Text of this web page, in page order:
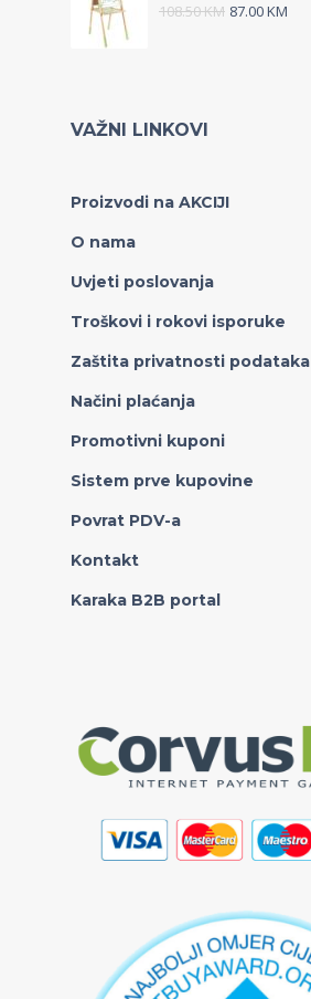
108.50KM 87.00KM
VAŽNI LINKOVI
Proizvodi na AKCIJI
O nama
Uvjeti poslovanja
Troškovi i rokovi isporuke
Zaštita privatnosti podataka
Načini plaćanja
Promotivni kuponi
Sistem prve kupovine
Povrat PDV-a
Kontakt
Karaka B2B portal